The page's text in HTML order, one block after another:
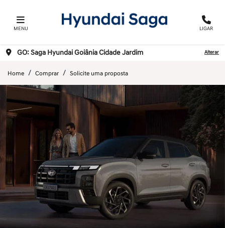
MENU LIGAR
GO: Saga Hyundai Goiânia Cidade Jardim Alterar
Home Comprar Solicite uma proposta